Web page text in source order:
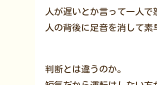
人が遅いとか言って一人
人の背後に足音を消して
判断とは違うのか。